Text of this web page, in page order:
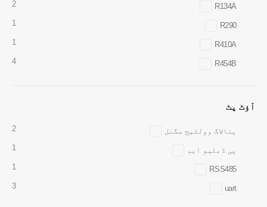
R134A
2
R290
1
R410A
1
R454B
4
آؤٹ پٹ
ینالاگ وولٹیج سگنل 2
پی ڈبلیو ایم 1
RSS485
1
uart
3